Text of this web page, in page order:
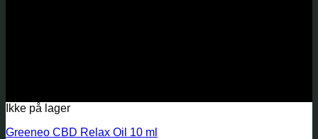
Ikke på lager
Greeneo CBD Relax Oil 10 ml